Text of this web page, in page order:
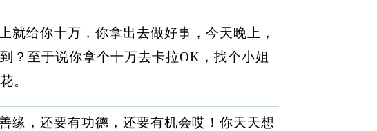
就给你十万，你拿出去做好事，今天晚上，
？至于说你拿个十万去卡拉OK，找个小姐
。
缘，还要有功德，还要有机会哎！你天天想